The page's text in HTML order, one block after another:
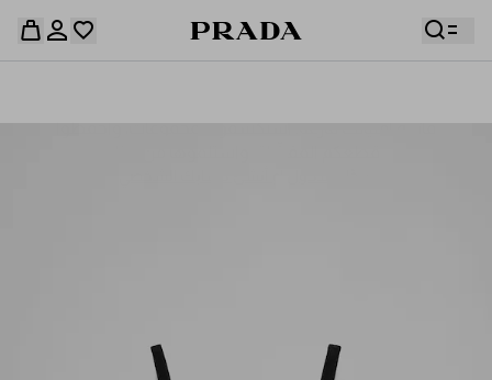
قائمة أمنياتك فارغة. استكشفوا المجموعات، واحفظوا